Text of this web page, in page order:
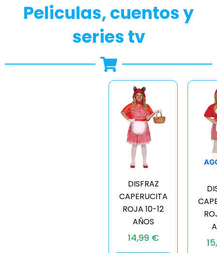
peliculas, cuentos y
series tv
DISFRAZ
CAPERUCITA
ROJA 10-12
AÑOS
14,99 €